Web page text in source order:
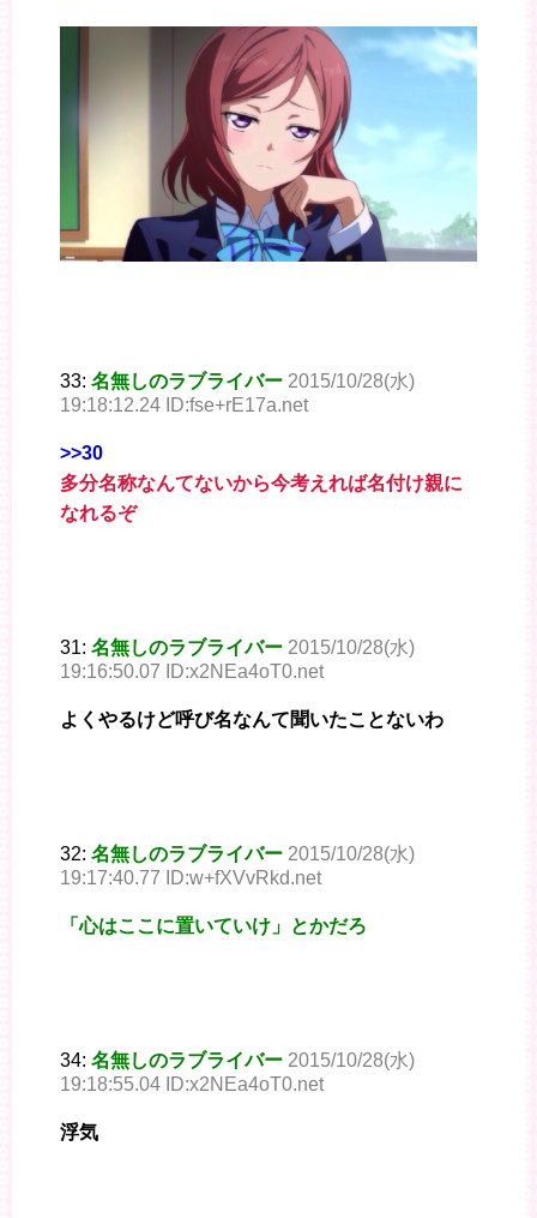
33: 名無しのラブライバー 2015/10/28(水)
19:18:12.24 ID:fse+rE17a.net
>>30
多分名称なんてないから今考えれば名付け親に
なれるぞ
31: 名無しのラブライバー 2015/10/28(水)
19:16:50.07 ID:x2NEa4oT0.net
よくやるけど呼び名なんて聞いたことないわ
32: 名無しのラブライバー 2015/10/28(水)
19:17:40.77 ID:w+fXVvRkd.net
「心はここに置いていけ」とかだろ
34: 名無しのラブライバー 2015/10/28(水)
19:18:55.04 ID:x2NEa4oT0.net
浮気